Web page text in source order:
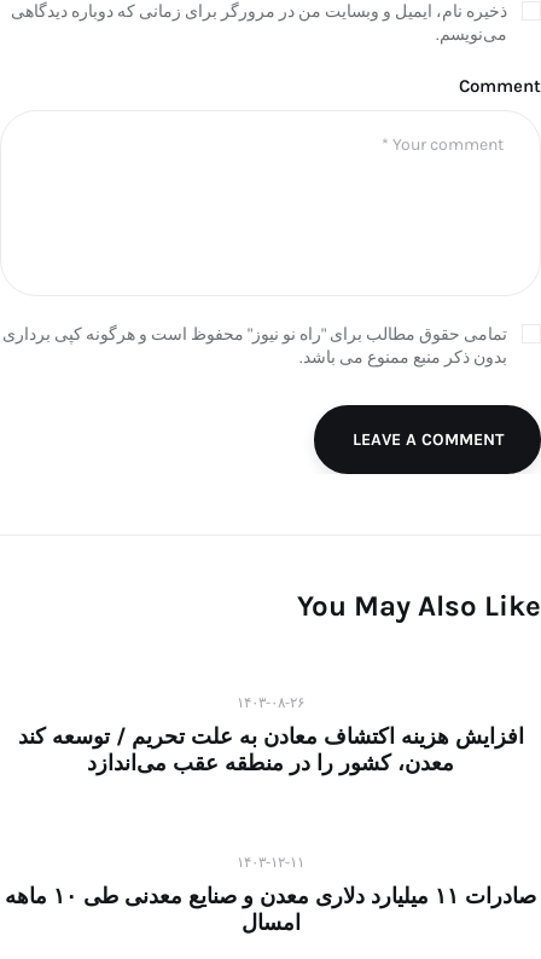
ذخیره نام، ایمیل و وبسایت من در مرورگر برای زمانی که دوباره دیدگاهی
می‌نویسم.
Comment
تمامی حقوق مطالب برای "راه نو نیوز" محفوظ است و هرگونه کپی برداری
بدون ذکر منبع ممنوع می باشد.
LEAVE A COMMENT
You May Also Like
۱۴۰۳-۰۸-۲۶
افزایش هزینه اکتشاف معادن به علت تحریم / توسعه کند
معدن، کشور را در منطقه عقب می‌اندازد
۱۴۰۳-۱۲-۱۱
صادرات ۱۱ میلیارد دلاری معدن و صنایع معدنی طی ۱۰ ماهه
امسال